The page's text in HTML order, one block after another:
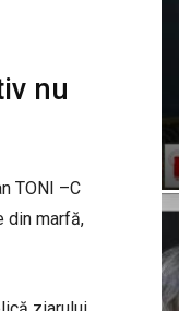
nu
TONI –C
din marfă,